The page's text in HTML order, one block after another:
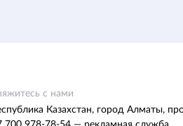
с нами
Казахстан, город Алматы,